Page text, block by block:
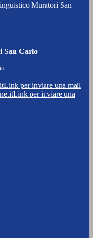
Muratori San
San Carlo
Link per inviare una mail
Link per inviare una